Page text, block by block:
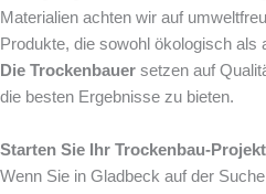
Materialien achten wir auf
Produkte, die sowohl ökologisch als
Die Trockenbauer setzen auf
die besten Ergebnisse zu bieten.
Starten Sie Ihr Trockenbau-
Wenn Sie in Gladbeck auf der